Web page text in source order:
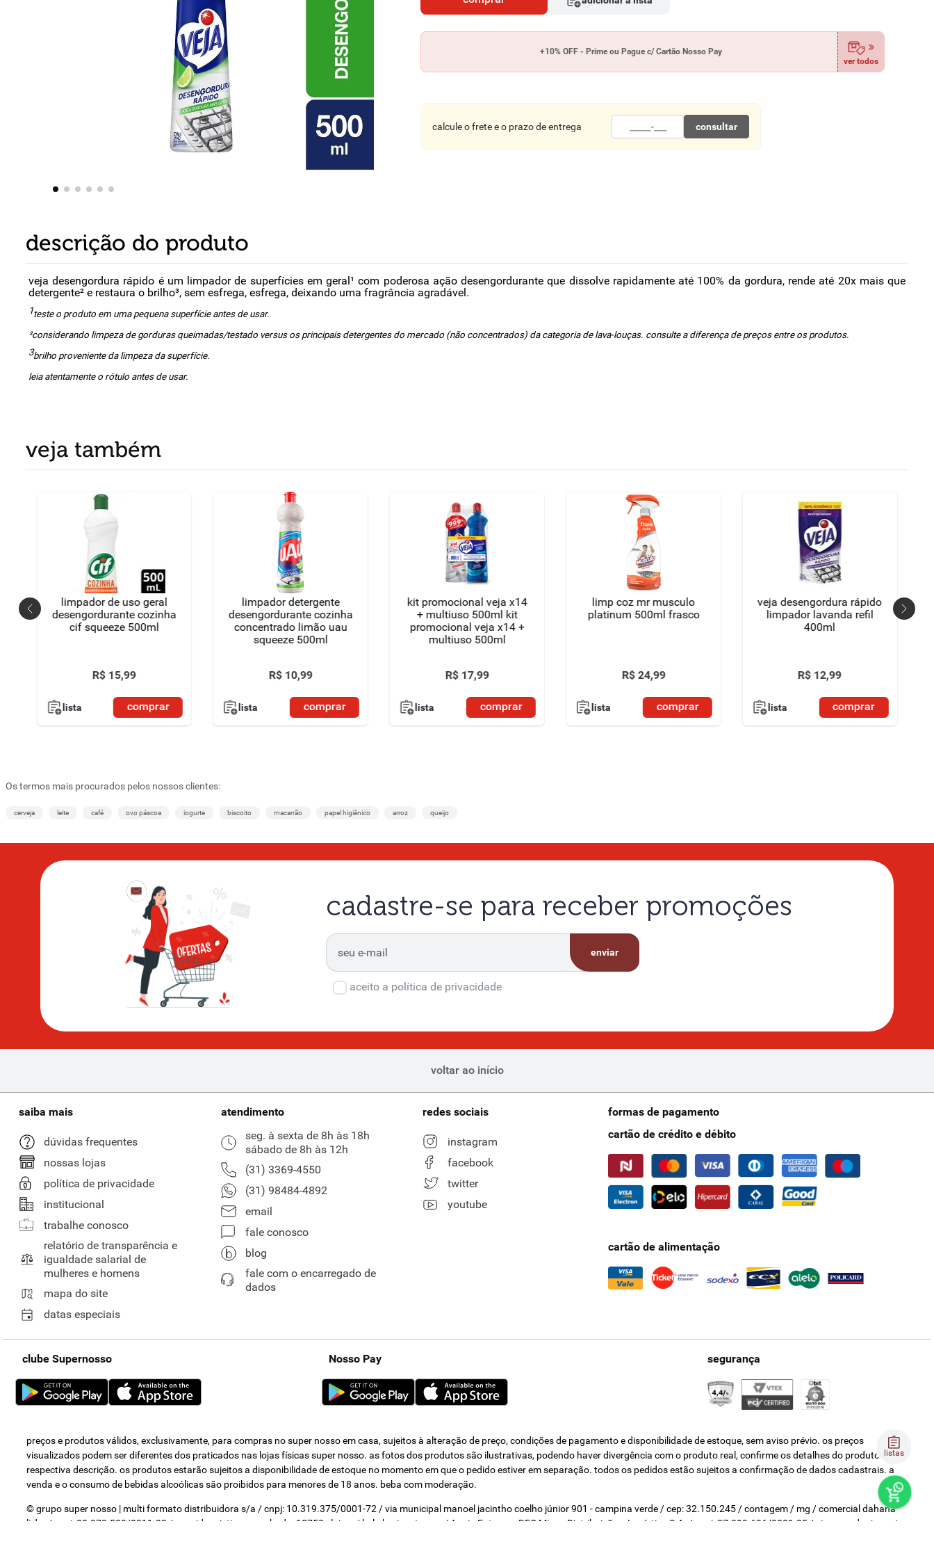
listas
+10% OFF - Prime ou Pague c/ Cartão Nosso Pay
ver todos
calcule o frete e o prazo de entrega consultar
descrição do produto
veja desengordura rápido é um limpador de superfícies em geral¹ com poderosa ação desengordurante que dissolve rapidamente até 100% da gordura, rende até 20x mais que
detergente² e restaura o brilho³, sem esfrega, esfrega, deixando uma fragrância agradável.
1teste o produto em uma pequena superfície antes de usar.
²considerando limpeza de gorduras queimadas/testado versus os principais detergentes do mercado (não concentrados) da categoria de lava-louças. consulte a diferença de preços entre os produtos.
3brilho proveniente da limpeza da superfície.
leia atentamente o rótulo antes de usar.
veja também
limpador de uso geral
desengordurante cozinha
cif squeeze 500ml
R$ 15,99
lista comprar
limpador detergente
desengordurante cozinha
concentrado limão uau
squeeze 500ml
R$ 10,99
lista comprar
kit promocional veja x14
+ multiuso 500ml kit
promocional veja x14 +
multiuso 500ml
R$ 17,99
lista comprar
limp coz mr musculo
platinum 500ml frasco
R$ 24,99
lista comprar
veja desengordura rápido
limpador lavanda refil
400ml
R$ 12,99
lista comprar
Os termos mais procurados pelos nossos clientes:
cerveja leite café ovo páscoa iogurte biscoito macarrão papel higiênico arroz queijo
cadastre-se para receber promoções
enviar
aceito a política de privacidade
voltar ao início
saiba mais
dúvidas frequentes
nossas lojas
política de privacidade
institucional
trabalhe conosco
relatório de transparência e
igualdade salarial de
mulheres e homens
mapa do site
datas especiais
atendimento
seg. à sexta de 8h às 18h
sábado de 8h às 12h
(31) 3369-4550
(31) 98484-4892
email
fale conosco
blog
fale com o encarregado de
dados
redes sociais
instagram
facebook
twitter
youtube
formas de pagamento
cartão de crédito e débito
cartão de alimentação
clube Supernosso Nosso Pay segurança
preços e produtos válidos, exclusivamente, para compras no super nosso em casa, sujeitos à alteração de preço, condições de pagamento e disponibilidade de estoque, sem aviso prévio. os preços
visualizados podem ser diferentes dos praticados nas lojas físicas super nosso. as fotos dos produtos são ilustrativas, podendo haver divergência com o produto real, confirme os detalhes do produto na
respectiva descrição. os produtos estarão sujeitos a disponibilidade de estoque no momento em que o pedido estiver em separação. todos os pedidos estão sujeitos a confirmação de dados cadastrais. a
venda e o consumo de bebidas alcoólicas são proibidos para menores de 18 anos. beba com moderação.
© grupo super nosso | multi formato distribuidora s/a / cnpj: 10.319.375/0001-72 / via municipal manoel jacintho coelho júnior 901 - campina verde / cep: 32.150.245 / contagem / mg / comercial dahana
ltda. / cnpj: 00.070.509/0011-82 / avenida cristiano machado, 10752 - loja a / belo horizonte - mg | Apoio Entrega - DEC Minas Distribuição e Logística S.A. / cnpj: 07.399.636/0001-05 / via vereador joaquim
8º detergente
9º macarrão
10º chocolate